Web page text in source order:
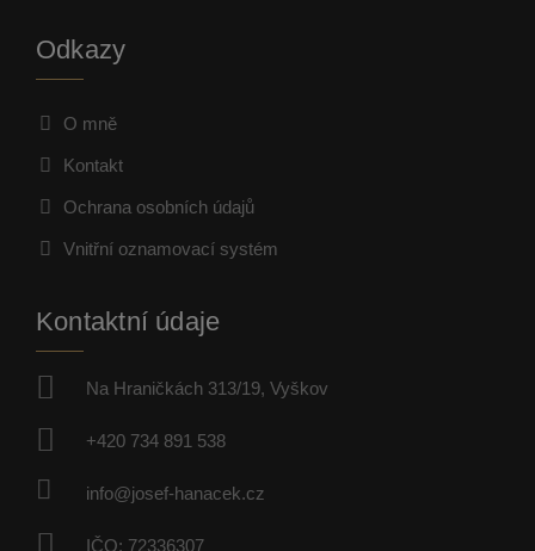
Odkazy
O mně
Kontakt
Ochrana osobních údajů
Vnitřní oznamovací systém
Kontaktní údaje
Na Hraničkách 313/19, Vyškov
+420 734 891 538
info@josef-hanacek.cz
IČO: 72336307